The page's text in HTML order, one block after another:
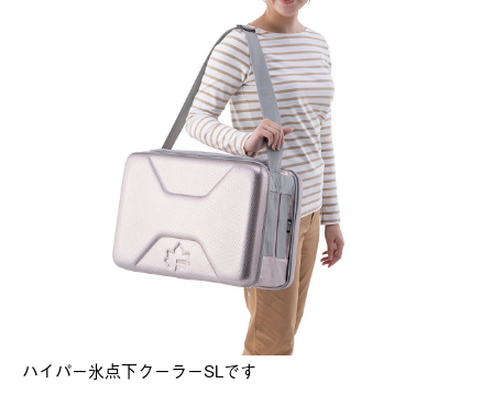
ハイパー氷点下クーラーSLです